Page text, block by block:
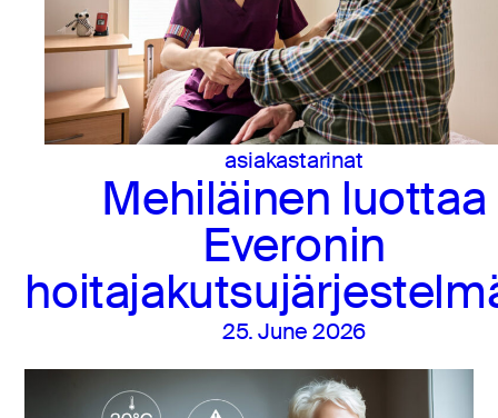
asiakastarinat
Mehiläinen luottaa
Everonin
25. June 2026